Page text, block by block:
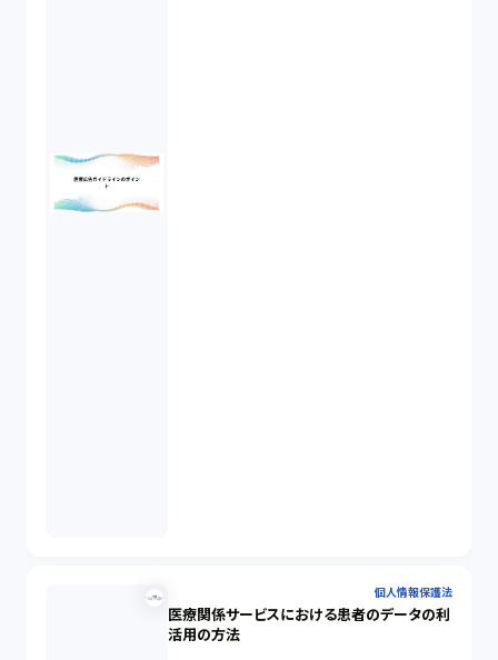
個人情報保護法
医療関係サービスにおける患者のデータの利
活用の方法